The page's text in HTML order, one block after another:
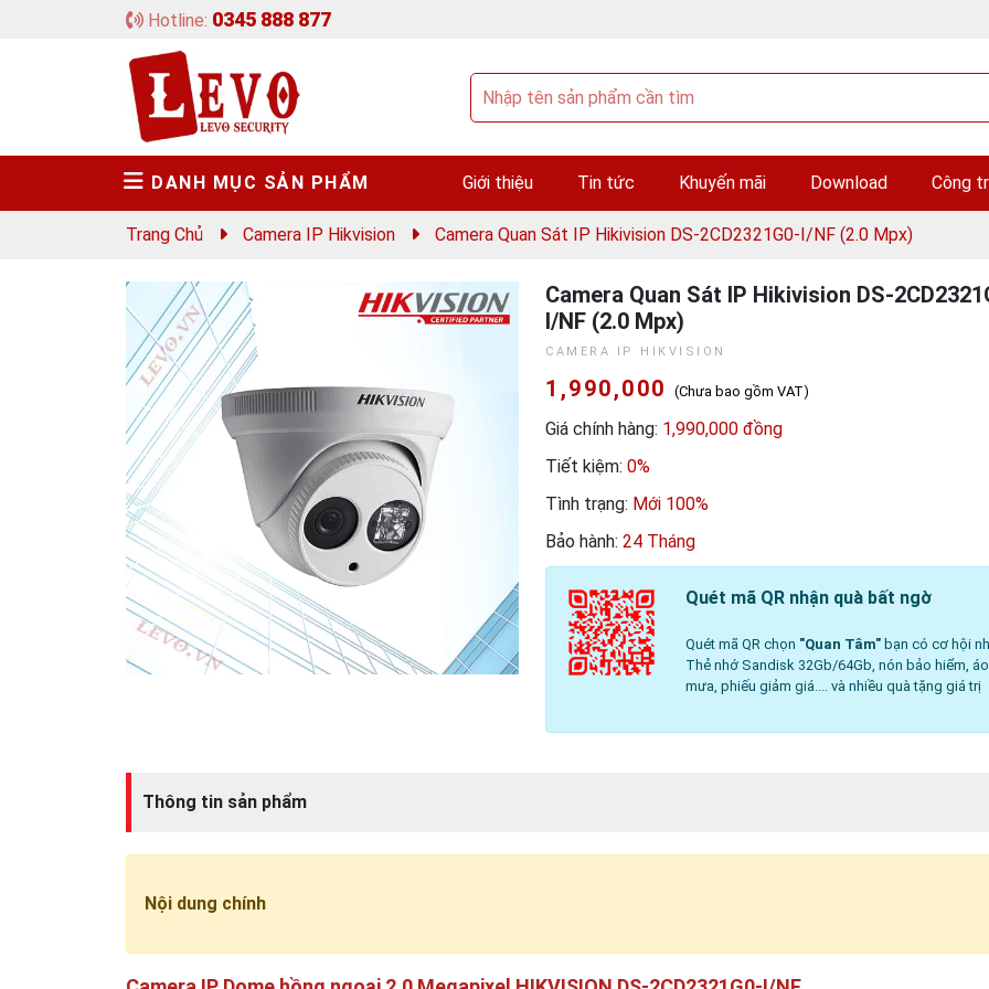
Hotline: 0345 888 877
DANH MỤC SẢN PHẨM Giới thiệu Tin tức Khuyến mãi Download Công
Trang Chủ Camera IP Hikvision Camera Quan Sát IP Hikivision DS-2CD2321G0-I/NF (2.0 Mpx)
Camera Quan Sát IP Hikivision DS-
I/NF (2.0 Mpx)
CAMERA IP HIKVISION
1,990,000 (Chưa bao gồm VAT)
Giá chính hàng: 1,990,000 đồng
Tiết kiệm: 0%
Tình trạng: Mới 100%
Bảo hành: 24 Tháng
Quét mã QR nhận quà bất ngờ
Quét mã QR chọn "Quan Tâm" bạn có cơ hội
Thẻ nhớ Sandisk 32Gb/64Gb, nón bảo hiểm, áo
mưa, phiếu giảm giá.... và nhiều quà tặng giá trị
Thông tin sản phẩm
Nội dung chính